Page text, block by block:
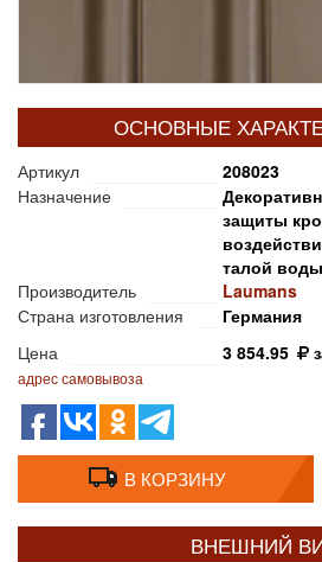
ОСНОВНЫЕ
Артикул
208023
Назначение
защиты
талой
Производитель
Laumans
Страна изготовления
Германия
Цена
3 854.95
адрес самовывоза
В КОРЗИНУ
ВНЕШНИЙ